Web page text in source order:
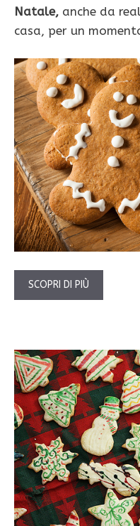
Natale, anche da
casa, per un
SCOPRI DI PIÙ